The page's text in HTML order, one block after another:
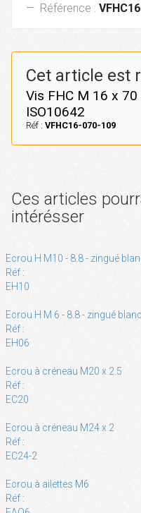
Référence :
Cet article est
Vis FHC M 16 x
ISO10642
Réf : VFHC16-070-109
Ces articles
intérésser
Ecrou H M10 - 8.8 - zingué
Réf :
EH10
Ecrou H M 6 - 8.8 - zingué blanc
Réf :
EH06
Ecrou à créneau M20 x 2.5
Réf :
EC20
Ecrou à créneau M24 x 2
Réf :
EC24-2
Ecrou à ailettes M6
Réf :